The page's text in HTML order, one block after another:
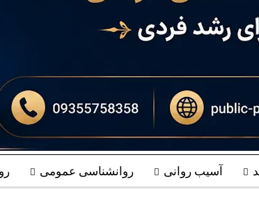
آسیب روانی روانشناسی عمومی